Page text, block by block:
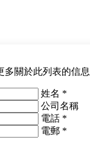
多關於此列表的信息
姓名 *
公司名稱
電話 *
電郵 *